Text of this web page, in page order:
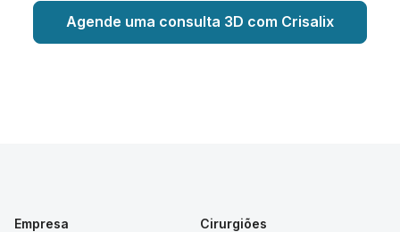
Agende uma consulta 3D com Crisalix
Empresa
Cirurgiões